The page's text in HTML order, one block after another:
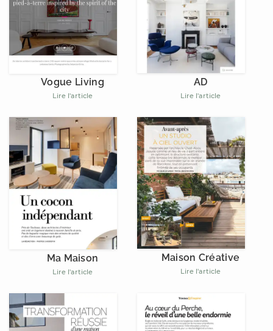
Vogue Living
Lire l'article
AD
Lire l'article
Ma Maison
Lire l'article
Maison Créative
Lire l'article